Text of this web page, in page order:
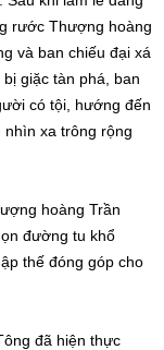
rước Thượng hoàng
và ban chiếu đại xá
giặc tàn phá, ban
có tội, hướng đến
xa trông rộng
hoàng Trần
đường tu khổ
thế đóng góp cho
đã hiện thực